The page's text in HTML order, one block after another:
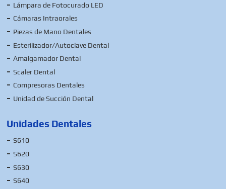
Lámpara de Fotocurado LED
Cámaras Intraorales
Piezas de Mano Dentales
Esterilizador/Autoclave Dental
Amalgamador Dental
Scaler Dental
Compresoras Dentales
Unidad de Succión Dental
Unidades Dentales
S610
S620
S630
S640